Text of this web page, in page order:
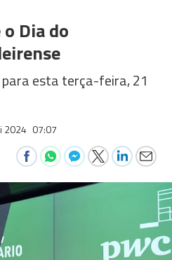
Dia do
esta terça-feira, 21
2024 07:07